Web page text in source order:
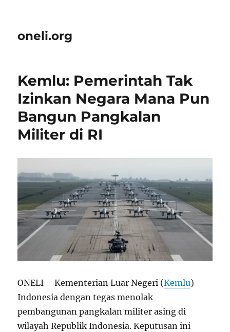
oneli.org
Kemlu: Pemerintah Tak
Izinkan Negara Mana Pun
Bangun Pangkalan
Militer di RI
ONELI – Kementerian Luar Negeri (Kemlu)
Indonesia dengan tegas menolak
pembangunan pangkalan militer asing di
wilayah Republik Indonesia. Keputusan ini